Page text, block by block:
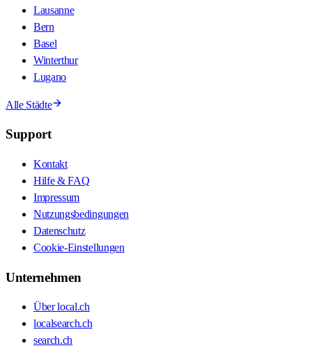
Lausanne
Bern
Basel
Winterthur
Lugano
Alle Städte
Support
Kontakt
Hilfe & FAQ
Impressum
Nutzungsbedingungen
Datenschutz
Cookie-Einstellungen
Unternehmen
Über local.ch
localsearch.ch
search.ch